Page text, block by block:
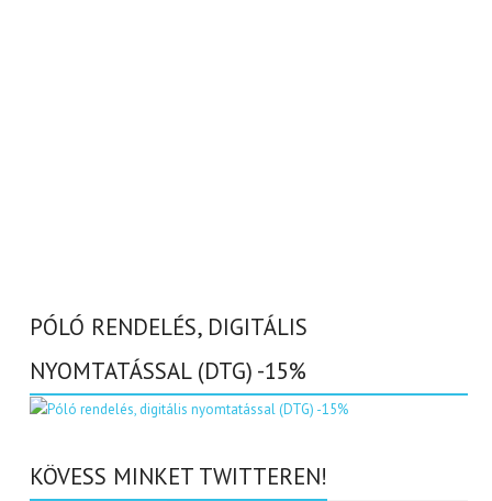
PÓLÓ RENDELÉS, DIGITÁLIS
NYOMTATÁSSAL (DTG) -15%
KÖVESS MINKET TWITTEREN!